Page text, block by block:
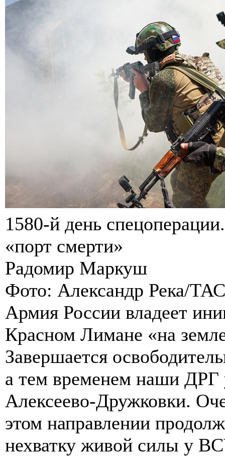
1580-й день
«порт смерти»
Радомир Маркуш
Фото: Александр Река/
Армия России владеет
Красном Лимане «на
Завершается
а тем временем наши ДРГ
Алексеево-Дружковки.
этом направлении
нехватку живой силы у